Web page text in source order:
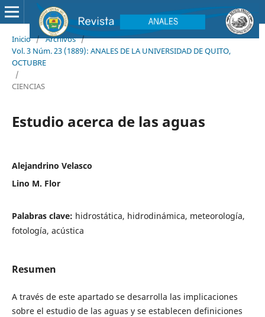
Inicio / Archivos /
Vol. 3 Núm. 23 (1889): ANALES DE LA UNIVERSIDAD DE QUITO,
OCTUBRE
/
CIENCIAS
Estudio acerca de las aguas
Alejandrino Velasco
Lino M. Flor
Palabras clave: hidrostática, hidrodinámica, meteorología,
fotología, acústica
Resumen
A través de este apartado se desarrolla las implicaciones
sobre el estudio de las aguas y se establecen definiciones